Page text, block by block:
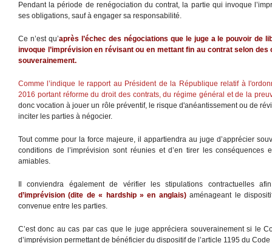
Pendant la période de renégociation du contrat, la partie qui invoque
ses obligations, sauf à engager sa responsabilité.
Ce n’est qu’après l’échec des négociations que le juge a le pouvoir de
invoque l’imprévision en révisant ou en mettant fin au contrat selon des
souverainement.
Comme l’indique le rapport au Président de la République relatif à
2016 portant réforme du droit des contrats, du régime général et de la
donc vocation à jouer un rôle préventif, le risque d'anéantissement ou de
inciter les parties à négocier.
Tout comme pour la force majeure, il appartiendra au juge d’apprécier
conditions de l’imprévision sont réunies et d’en tirer les conséquences
amiables.
Il conviendra également de vérifier les stipulations contractuelles
d’imprévision (dite de « hardship » en anglais)aménageant le
convenue entre les parties.
C’est donc au cas par cas que le juge appréciera souverainement si le
d’imprévision permettant de bénéficier du dispositif de l’article 1195 du Code